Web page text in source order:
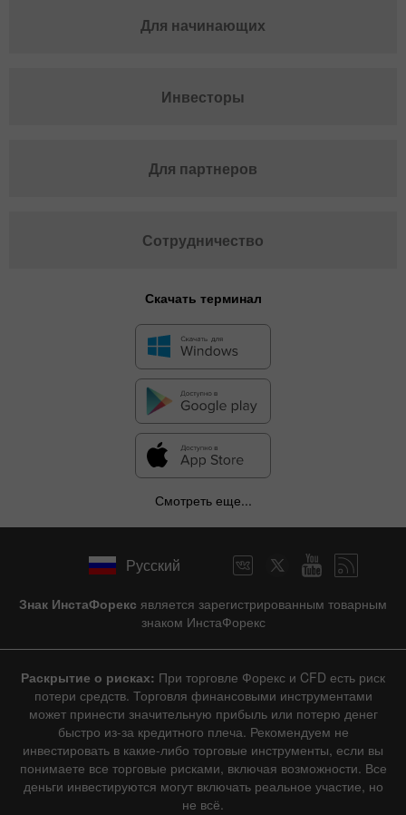
Для начинающих
Инвесторы
Для партнеров
Сотрудничество
Скачать терминал
Смотреть еще...
Русский
Знак ИнстаФорекс является зарегистрированным товарным
знаком ИнстаФорекс
Раскрытие о рисках: При торговле Форекс и CFD есть риск
потери средств. Торговля финансовыми инструментами
может принести значительную прибыль или потерю денег
быстро из-за кредитного плеча. Рекомендуем не
инвестировать в какие-либо торговые инструменты, если вы
понимаете все торговые рисками, включая возможности. Все
деньги инвестируются могут включать реальное участие, но
не всё.